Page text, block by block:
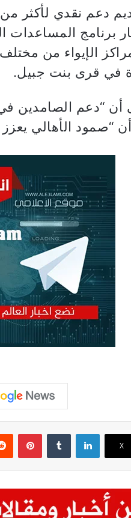
الإيواء من
“دعم الصامدين
أن “صمود الأهالي
X
لينكدإن